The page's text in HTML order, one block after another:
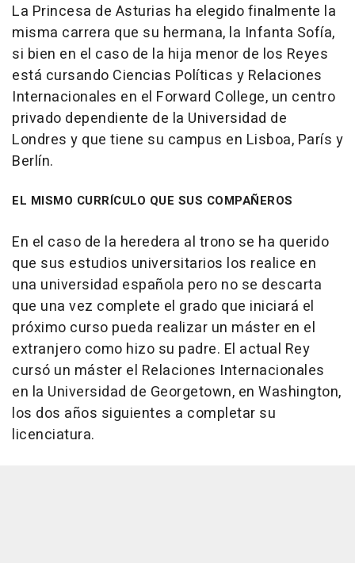
La Princesa de Asturias ha elegido finalmente la
misma carrera que su hermana, la Infanta Sofía,
si bien en el caso de la hija menor de los Reyes
está cursando Ciencias Políticas y Relaciones
Internacionales en el Forward College, un centro
privado dependiente de la Universidad de
Londres y que tiene su campus en Lisboa, París y
Berlín.
EL MISMO CURRÍCULO QUE SUS COMPAÑEROS
En el caso de la heredera al trono se ha querido
que sus estudios universitarios los realice en
una universidad española pero no se descarta
que una vez complete el grado que iniciará el
próximo curso pueda realizar un máster en el
extranjero como hizo su padre. El actual Rey
cursó un máster el Relaciones Internacionales
en la Universidad de Georgetown, en Washington,
los dos años siguientes a completar su
licenciatura.